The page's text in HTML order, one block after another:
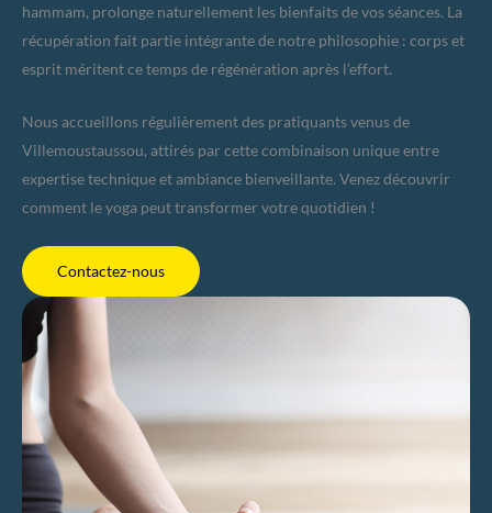
hammam, prolonge naturellement les bienfaits de vos séances. La
récupération fait partie intégrante de notre philosophie : corps et
esprit méritent ce temps de régénération après l’effort.
Nous accueillons régulièrement des pratiquants venus de
Villemoustaussou, attirés par cette combinaison unique entre
expertise technique et ambiance bienveillante. Venez découvrir
comment le yoga peut transformer votre quotidien !
Contactez-nous